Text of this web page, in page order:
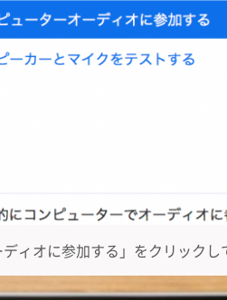
ィオに参加する」をクリックし